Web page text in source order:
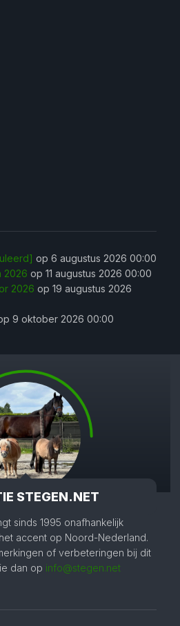
STEGEN.NET
sinds 1995 onafhankelijk
accent op Noord-Nederland.
of verbeteringen bij dit
dan op info@stegen.net
op 6 augustus 2026 00:00
2026 op 11 augustus 2026 00:00
2026 op 19 augustus 2026
9 oktober 2026 00:00